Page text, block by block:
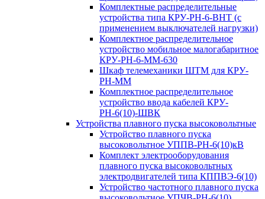
Комплектные распределительные
устройства типа КРУ-РН-6-ВНТ (с
применением выключателей нагрузки)
Комплектное распределительное
устройство мобильное малогабаритное
КРУ-РН-6-ММ-630
Шкаф телемеханики ШТМ для КРУ-
РН-ММ
Комплектное распределительное
устройство ввода кабелей КРУ-
РН-6(10)-ШВК
Устройства плавного пуска высоковольтные
Устройство плавного пуска
высоковольтное УППВ-РН-6(10)кВ
Комплект электрооборудования
плавного пуска высоковольтных
электродвигателей типа КППВЭ-6(10)
Устройство частотного плавного пуска